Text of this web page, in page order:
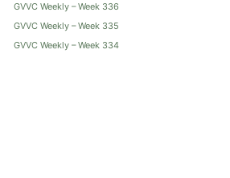
GVVC Weekly – Week 336
GVVC Weekly – Week 335
GVVC Weekly – Week 334